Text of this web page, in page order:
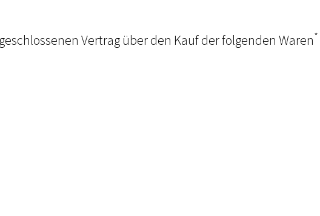
Vertrag über den Kauf der folgenden Waren*